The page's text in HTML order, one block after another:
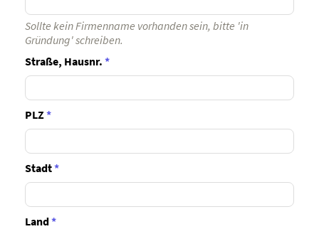
Sollte kein Firmenname vorhanden sein, bitte 'in
Gründung' schreiben.
Straße, Hausnr. *
PLZ*
Stadt*
Land*